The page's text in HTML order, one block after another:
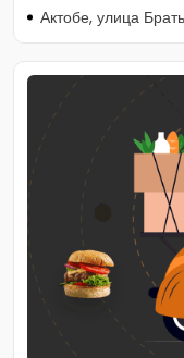
Актобе, улица